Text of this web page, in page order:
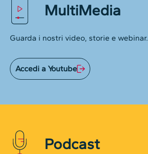
MultiMedia
Guarda i nostri video, storie e webinar.
Accedi a Youtube
Podcast